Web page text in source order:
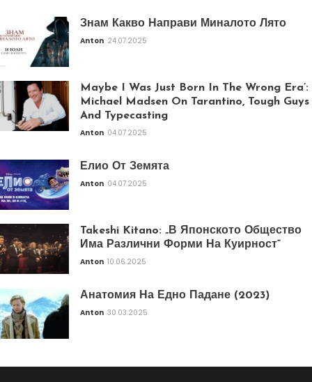
Знам Какво Направи Миналото Лято
Anton 24.07.2025
Maybe I Was Just Born In The Wrong Era’:
Michael Madsen On Tarantino, Tough Guys
And Typecasting
Anton 04.07.2025
Елио От Земята
Anton 04.07.2025
Takeshi Kitano: „В Японското Общество
Има Различни Форми На Куирност“
Anton 10.06.2025
Анатомия На Едно Падане (2023)
Anton 30.03.2025